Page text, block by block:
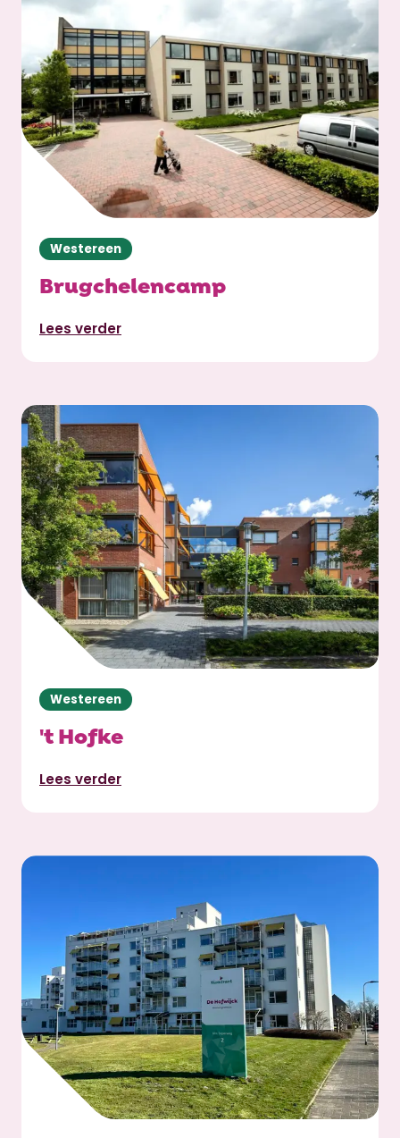
Westereen
Brugchelencamp
Lees verder
Westereen
't Hofke
Lees verder